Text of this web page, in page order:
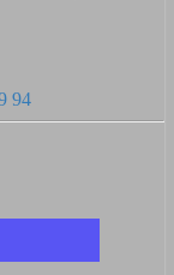
94